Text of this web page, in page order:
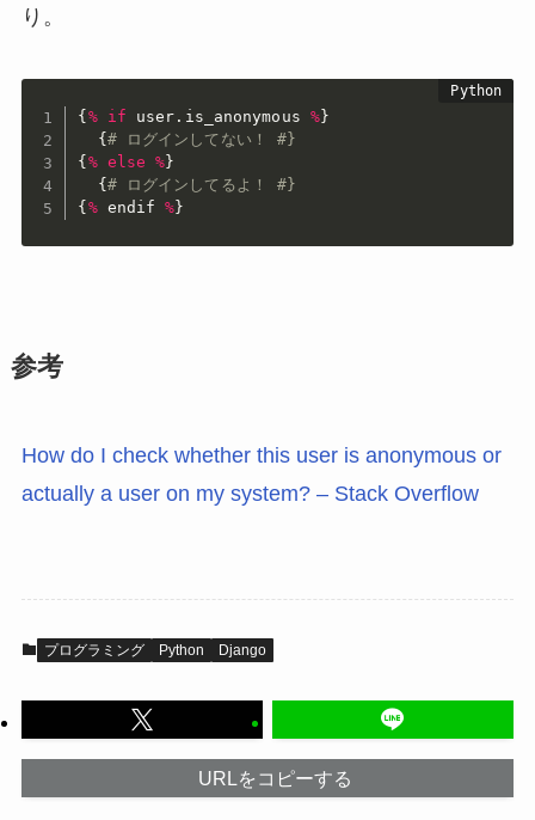
り。
{ % if user . is_anonymous %}
{ # ログインしてない！ #}
{ % else % }
{ # ログインしてるよ！ #}
{ % endif % }
参考
How do I check whether this user is anonymous or
actually a user on my system? – Stack Overflow
プログラミング Python Django
URLをコピーする